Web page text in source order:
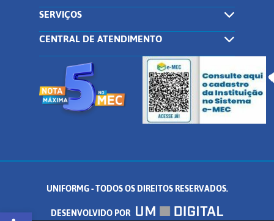
SERVIÇOS
CENTRAL DE ATENDIMENTO
UNIFORMG - TODOS OS DIREITOS RESERVADOS.
DESENVOLVIDO POR